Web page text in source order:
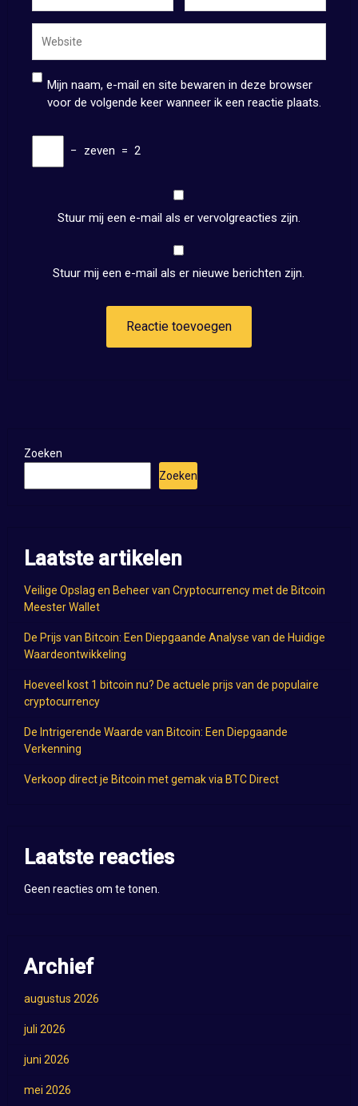
Mijn naam, e-mail en site bewaren in deze browser
voor de volgende keer wanneer ik een reactie plaats.
− zeven = 2
Stuur mij een e-mail als er vervolgreacties zijn.
Stuur mij een e-mail als er nieuwe berichten zijn.
Zoeken
Zoeken
Laatste artikelen
Veilige Opslag en Beheer van Cryptocurrency met de Bitcoin
Meester Wallet
De Prijs van Bitcoin: Een Diepgaande Analyse van de Huidige
Waardeontwikkeling
Hoeveel kost 1 bitcoin nu? De actuele prijs van de populaire
cryptocurrency
De Intrigerende Waarde van Bitcoin: Een Diepgaande
Verkenning
Verkoop direct je Bitcoin met gemak via BTC Direct
Laatste reacties
Geen reacties om te tonen.
Archief
augustus 2026
juli 2026
juni 2026
mei 2026